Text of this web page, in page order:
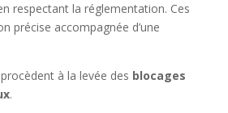
respectant la réglementation. Ces
précise accompagnée d’une
à la levée des blocages
.